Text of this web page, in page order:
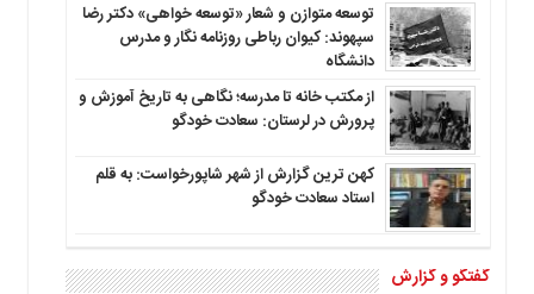
توسعه متوازن و شعار «توسعه خواهی» دکتر رضا
سپهوند: کیوان رباطی روزنامه نگار و مدرس
دانشگاه
از مکتب خانه تا مدرسه؛ نگاهی به تاریخ آموزش و
پرورش در لرستان: سعادت خودگو
کهن ترین گزارش از شهر شاپورخواست: به قلم
استاد سعادت خودگو
گفتگو و گزارش